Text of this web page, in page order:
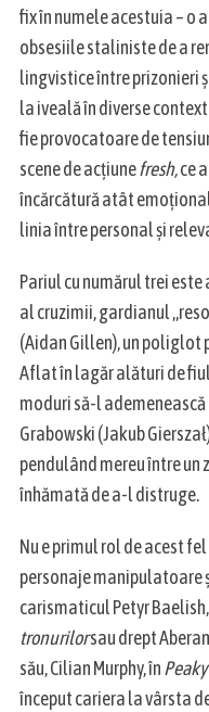
fix în numele acestuia – o
obsesiile staliniste de a
lingvistice între prizonieri
la iveală în diverse
fie provocatoare de
scene de acțiunefresh,ce
încărcătură atât
linia între personal și
Pariul cu numărul trei este
al cruzimii, gardianul
(Aidan Gillen), un poliglot
Aflat în lagăr alături de
moduri să-l
Grabowski (Jakub
pendulând mereu între
înhămată de a-l distruge.
Nu e primul rol de acest
personaje manipulatoare
carismaticul Petyr
tronurilorsau drept
său, Cilian Murphy, în
început cariera la vârsta